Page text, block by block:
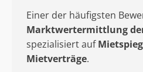
Einer der häufigsten
Marktwertermittlung
spezialisiert auf
Mietverträge.